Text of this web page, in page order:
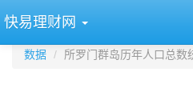
快易理财网
数据 所罗门群岛历年人口总数